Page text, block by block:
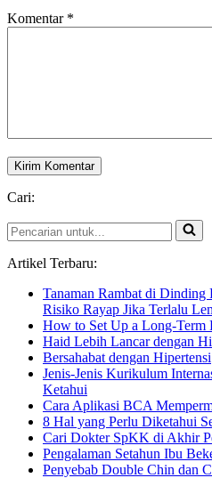
Komentar *
Cari:
Pencarian
untuk...
Artikel Terbaru:
Tanaman Rambat di Dinding
Risiko Rayap Jika Terlalu
How to Set Up a Long-Term
Haid Lebih Lancar dengan
Bersahabat dengan Hipertensi
Jenis-Jenis Kurikulum
Ketahui
Cara Aplikasi BCA
8 Hal yang Perlu Diketahui
Cari Dokter SpKK di Akhir
Pengalaman Setahun Ibu
Penyebab Double Chin dan